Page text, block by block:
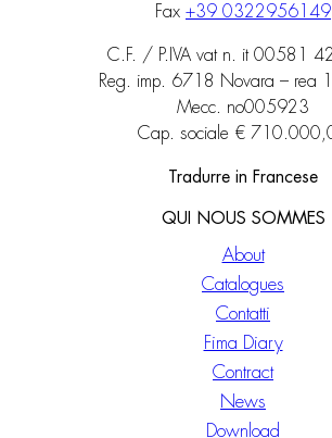
Fax +39 0322956149
C.F. / P.IVA vat n. it 00581
Reg. imp. 6718 Novara – rea
Mecc. no005923
Cap. sociale €
Tradurre in Francese
QUI NOUS SOMMES
About
Catalogues
Contatti
Fima Diary
Contract
News
Download